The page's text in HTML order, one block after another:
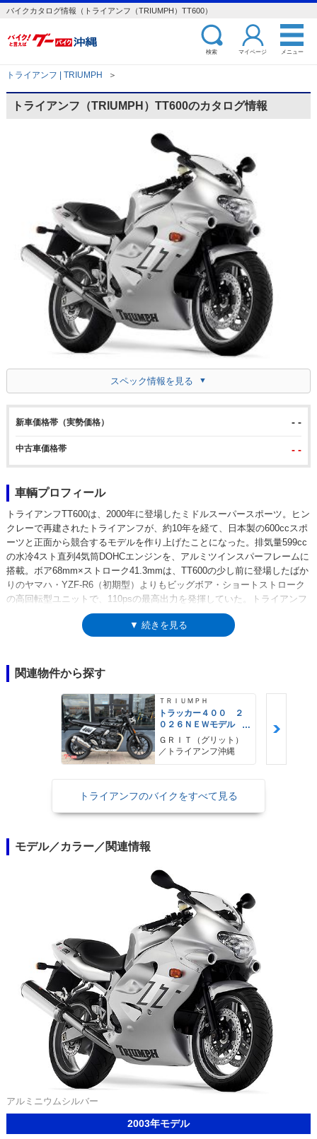
バイクカタログ情報（トライアンフ（TRIUMPH）TT600）
検索 マイページ メニュー
トライアンフ | TRIUMPH ＞
トライアンフ（TRIUMPH）TT600のカタログ情報
スペック情報を見る
新車価格帯（実勢価格） - -
中古車価格帯 - -
車輌プロフィール
トライアンフTT600は、2000年に登場したミドルスーパースポーツ。ヒン
クレーで再建されたトライアンフが、約10年を経て、日本製の600ccスポ
ーツと正面から競合するモデルを作り上げたことになった。排気量599cc
の水冷4スト直列4気筒DOHCエンジンを、アルミツインスパーフレームに
搭載。ボア68mm×ストローク41.3mmは、TT600の少し前に登場したばか
りのヤマハ・YZF-R6（初期型）よりもビッグボア・ショートストローク
の高回転型ユニットで、110psの最高出力を発揮していた。トライアンフ
の600ccスーパースポーツは、デイトナ600、デイトナ650（ともに4気
筒）を経て、3気筒のデイトナ675（2006年-）へと繋がっていった。
▼ 続きを見る
関連物件から探す
ＴＲＩＵＭＰＨ
トラッカー４００ ２
０２６ＮＥＷモデル
フラットトラック ト
ルクアシストクラッ
チ トラクションコン
ＧＲＩＴ（グリット）
／トライアンフ沖縄
トライアンフのバイクをすべて見る
モデル／カラー／関連情報
アルミニウムシルバー
2003年モデル